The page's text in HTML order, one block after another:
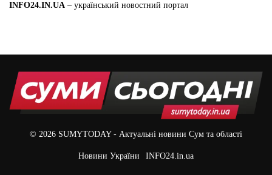
INFO24.IN.UA – український новостний портал
© 2026 SUMYTODAY- Актуальні новини Сум та області
Новини України INFO24.in.ua